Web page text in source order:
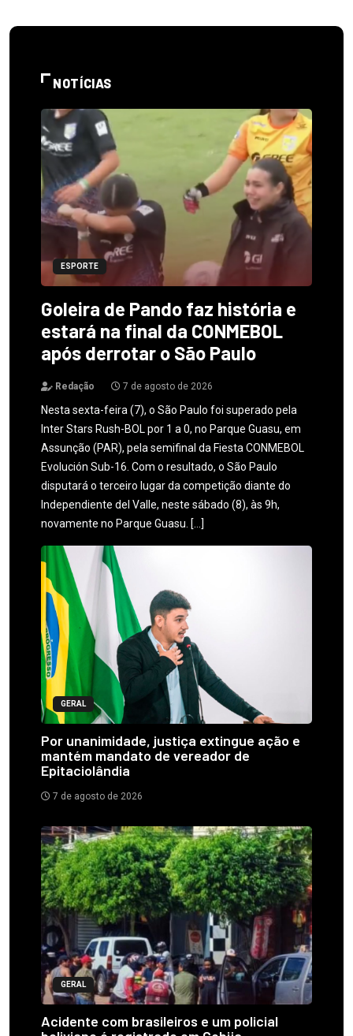
NOTÍCIAS
ESPORTE
Goleira de Pando faz história e
estará na final da CONMEBOL
após derrotar o São Paulo
Redação 7 de agosto de 2026
Nesta sexta-feira (7), o São Paulo foi superado pela
Inter Stars Rush-BOL por 1 a 0, no Parque Guasu, em
Assunção (PAR), pela semifinal da Fiesta CONMEBOL
Evolución Sub-16. Com o resultado, o São Paulo
disputará o terceiro lugar da competição diante do
Independiente del Valle, neste sábado (8), às 9h,
novamente no Parque Guasu. […]
GERAL
Por unanimidade, justiça extingue ação e
mantém mandato de vereador de
Epitaciolândia
7 de agosto de 2026
GERAL
Acidente com brasileiros e um policial